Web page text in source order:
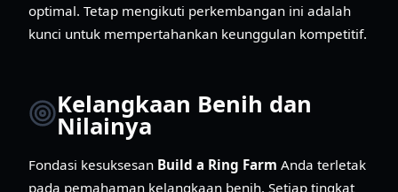
optimal. Tetap mengikuti perkembangan ini adalah
kunci untuk mempertahankan keunggulan kompetitif.
Kelangkaan Benih dan
Nilainya
Fondasi kesuksesan Build a Ring Farm Anda terletak
pada pemahaman kelangkaan benih. Setiap tingkat